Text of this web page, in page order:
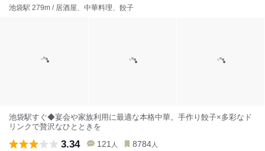
池袋駅 279m / 居酒屋、中華料理、餃子
池袋駅すぐ◆宴会や家族利用に最適な本格中華。手作り餃子×多彩なド
リンクで贅沢なひとときを
3.34 121 人 8784 人